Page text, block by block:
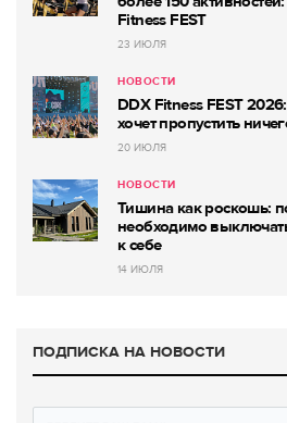
Fitness FEST
23 ИЮЛЯ
НОВОСТИ
DDX Fitness FEST
хочет пропустить
20 ИЮЛЯ
НОВОСТИ
Тишина как роскошь:
необходимо
к себе
14 ИЮЛЯ
ПОДПИСКА НА НОВОСТИ